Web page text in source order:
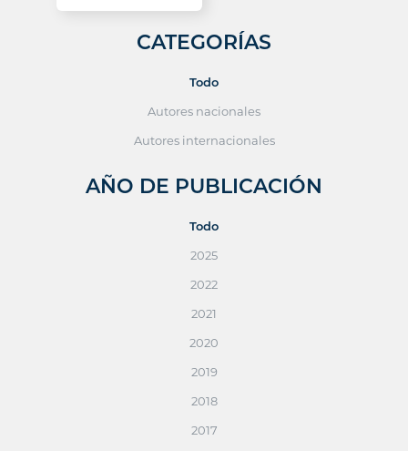
CATEGORÍAS
Todo
Autores nacionales
Autores internacionales
AÑO DE PUBLICACIÓN
Todo
2025
2022
2021
2020
2019
2018
2017